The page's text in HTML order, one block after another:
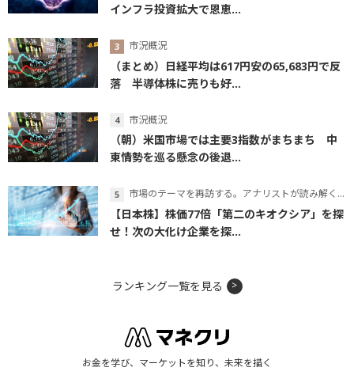
インフラ投資拡大で恩恵...
市況概況
（まとめ）日経平均は617円安の65,683円で反
落 半導体株に売りも好...
市況概況
（朝）米国市場では主要3指数がまちまち 中
東情勢を巡る懸念の後退...
市場のテーマを再訪する。アナリストが読み解くテーマの本質
【日本株】株価77倍「第二のキオクシア」を探
せ！次の大化け企業を探...
ランキング一覧を見る
お金を学び、マーケットを知り、未来を描く